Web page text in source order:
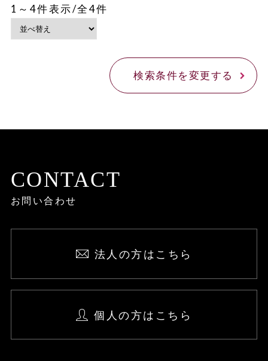
1～4件表示/全4件
検索条件を変更する
CONTACT
お問い合わせ
法人の方はこちら
個人の方はこちら